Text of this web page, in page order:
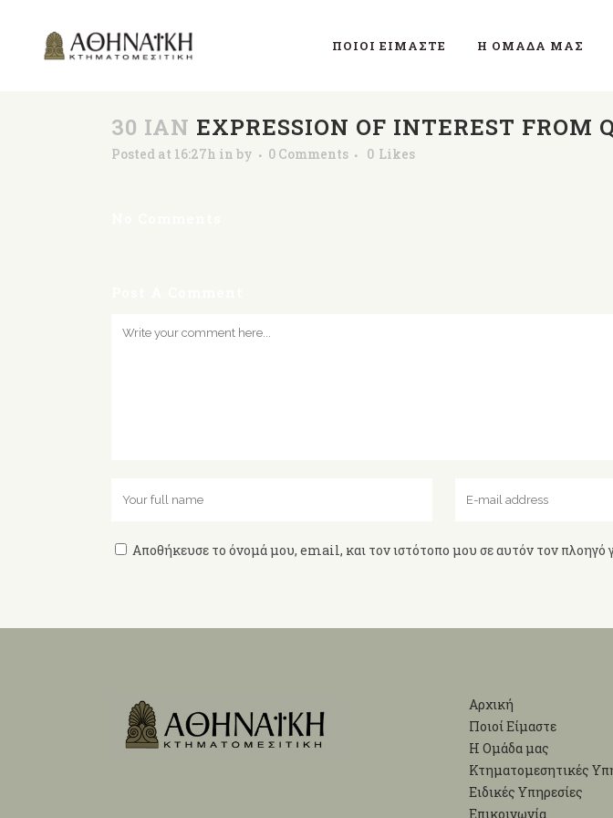
ΠΟΙΟΊ ΕΊΜΑΣΤΕ Η ΟΜΆΔΑ ΜΑΣ
30 ΙΑΝ EXPRESSION OF INTEREST FROM
Posted at 16:27h in by 0 Comments 0 Likes
Αποθήκευσε το όνομά μου, email, και τον ιστότοπο μου σε αυτόν τον πλοηγό
Αρχική
Ποιοί Είμαστε
Η Ομάδα μας
Κτηματομεσητικές
Ειδικές Υπηρεσίες
Επικοινωνία